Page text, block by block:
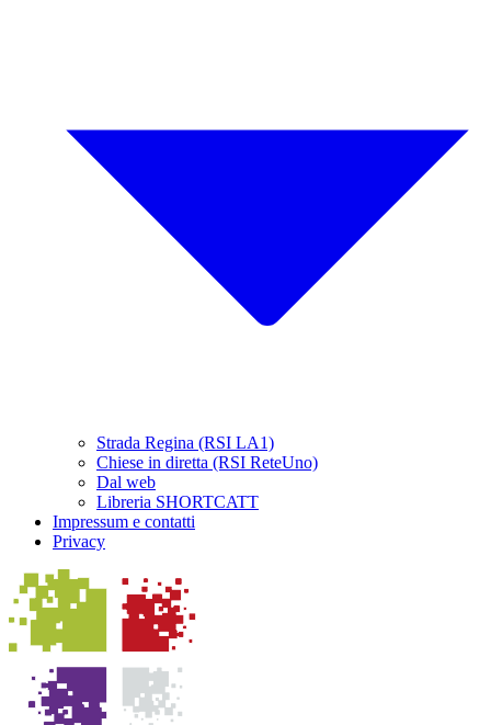
Strada Regina (RSI LA1)
Chiese in diretta (RSI ReteUno)
Dal web
Libreria SHORTCATT
Impressum e contatti
Privacy